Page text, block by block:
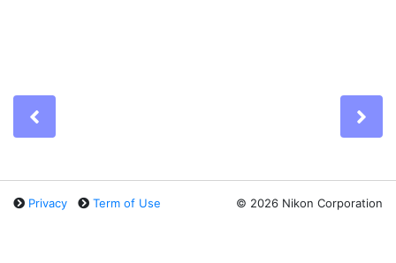
Privacy Term of Use © 2026 Nikon Corporation